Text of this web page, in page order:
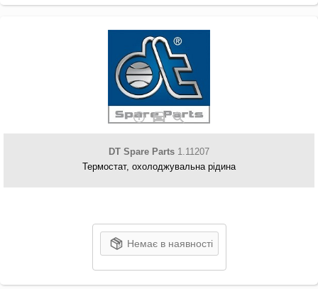
DT Spare Parts 1.11207
Термостат, охолоджувальна рідина
Немає в наявності